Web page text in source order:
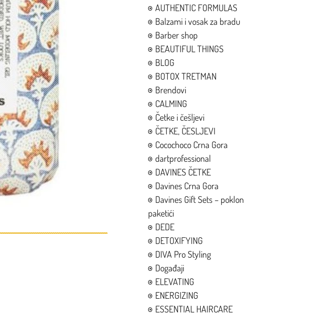
AUTHENTIC FORMULAS
Balzami i vosak za bradu
Barber shop
BEAUTIFUL THINGS
BLOG
BOTOX TRETMAN
Brendovi
CALMING
Četke i češljevi
ČETKE, ČESLJEVI
Cocochoco Crna Gora
dartprofessional
DAVINES ČETKE
Davines Crna Gora
Davines Gift Sets – poklon
paketići
DEDE
DETOXIFYING
DIVA Pro Styling
Događaji
ELEVATING
ENERGIZING
ESSENTIAL HAIRCARE